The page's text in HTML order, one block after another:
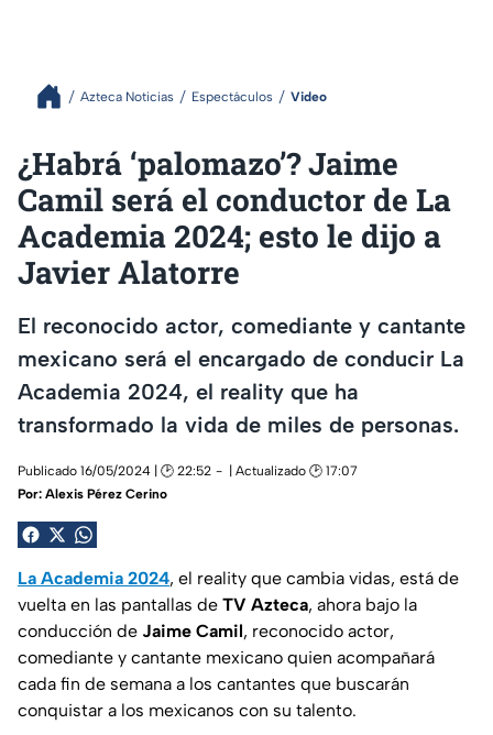
Azteca Noticias Espectáculos Video
¿Habrá ‘palomazo’? Jaime
Camil será el conductor de La
Academia 2024; esto le dijo a
Javier Alatorre
El reconocido actor, comediante y cantante
mexicano será el encargado de conducir La
Academia 2024, el reality que ha
transformado la vida de miles de personas.
Publicado 16/05/2024 | 🕑 22:52
| Actualizado 🕑 17:07
Por: Alexis Pérez Cerino
La Academia 2024, el reality que cambia vidas, está de
vuelta en las pantallas de TV Azteca, ahora bajo la
conducción de Jaime Camil, reconocido actor,
comediante y cantante mexicano quien acompañará
cada fin de semana a los cantantes que buscarán
conquistar a los mexicanos con su talento.